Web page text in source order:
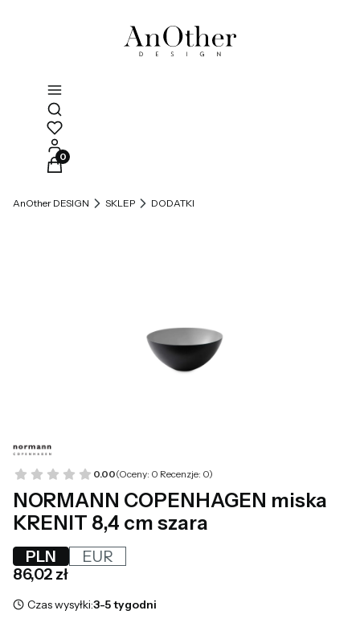
Otwórz wyszukiwarkę
Produkty w koszyku: 0. Zobacz szczegóły
AnOther DESIGN SKLEP DODATKI
0.00(Oceny: 0 Recenzje: 0)
NORMANN COPENHAGEN miska
KRENIT 8,4 cm szara
PLN
EUR
Cena
86,02 zł
Czas wysyłki:3-5 tygodni